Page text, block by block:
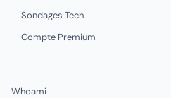
Sondages Tech
Compte Premium
Whoami